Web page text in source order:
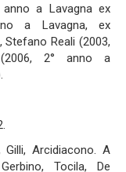
anno a Lavagna ex
a Lavagna, ex
Stefano Reali (2003,
2° anno a
Arcidiacono. A
Tocila, De